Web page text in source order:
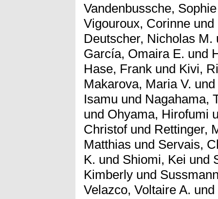
Vandenbussche, Sophie
Vigouroux, Corinne und
Deutscher, Nicholas M.
García, Omaira E. und
Hase, Frank und Kivi,
Makarova, Maria V. und
Isamu und Nagahama,
und Ohyama, Hirofumi
Christofund Rettinger,
Matthias und Servais,
K. und Shiomi, Kei und
Kimberly und
Velazco, Voltaire A. und